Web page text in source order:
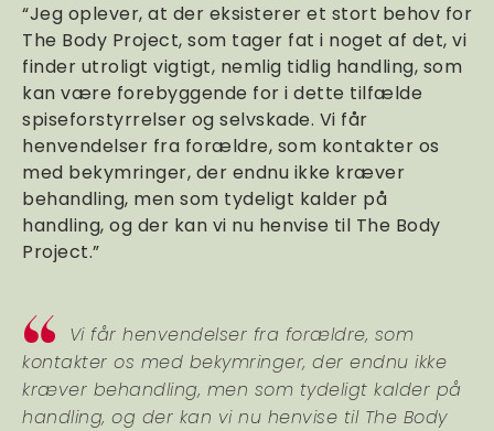
“Jeg oplever, at der eksisterer et stort behov for
The Body Project, som tager fat i noget af det, vi
finder utroligt vigtigt, nemlig tidlig handling, som
kan være forebyggende for i dette tilfælde
spiseforstyrrelser og selvskade. Vi får
henvendelser fra forældre, som kontakter os
med bekymringer, der endnu ikke kræver
behandling, men som tydeligt kalder på
handling, og der kan vi nu henvise til The Body
Project.”
Vi får henvendelser fra forældre, som
kontakter os med bekymringer, der endnu ikke
kræver behandling, men som tydeligt kalder på
handling, og der kan vi nu henvise til The Body